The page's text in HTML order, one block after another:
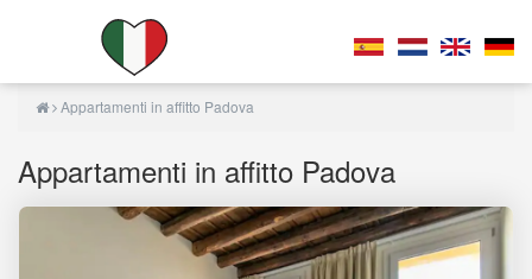
Appartamenti in affitto Padova
Appartamenti in affitto Padova